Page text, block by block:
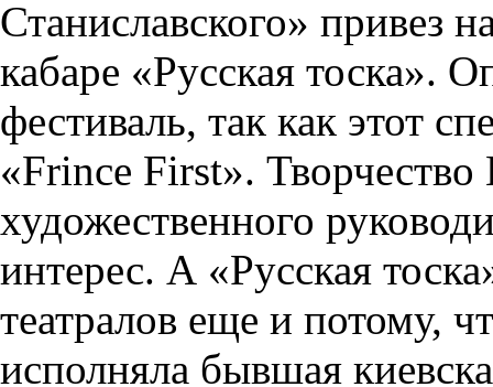
Станиславского» привез
кабаре «Русская тоска».
фестиваль, так как этот
«Frince First».
художественного
интерес. А «Русская
театралов еще и потому,
исполняла бывшая